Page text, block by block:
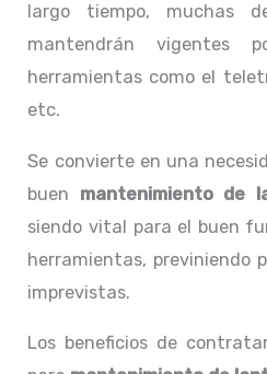
largo tiempo, muchas
mantendrán vigentes
herramientas como el
etc.
Se convierte en una
buen mantenimiento de
siendo vital para el buen
herramientas, previniendo
imprevistas.
Los beneficios de